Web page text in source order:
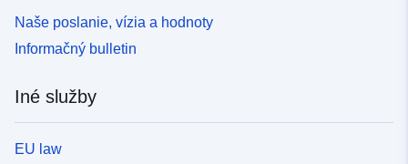
Naše poslanie, vízia a hodnoty
Informačný bulletin
Iné služby
EU law